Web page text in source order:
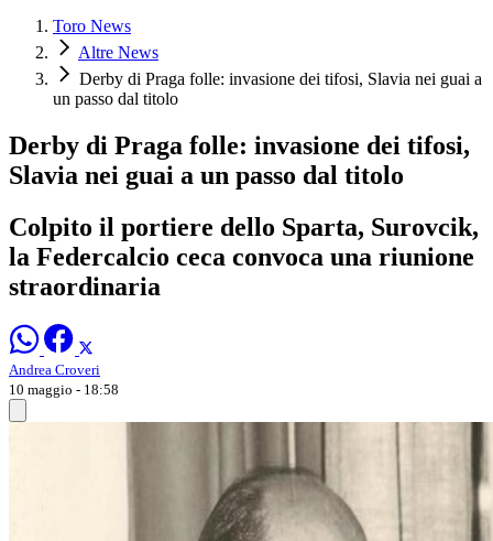
Toro News
Altre News
Derby di Praga folle: invasione dei tifosi, Slavia nei guai a
un passo dal titolo
Derby di Praga folle: invasione dei tifosi,
Slavia nei guai a un passo dal titolo
Colpito il portiere dello Sparta, Surovcik,
la Federcalcio ceca convoca una riunione
straordinaria
Andrea Croveri
10 maggio - 18:58